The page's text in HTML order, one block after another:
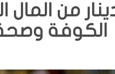
دينار
الكوفة